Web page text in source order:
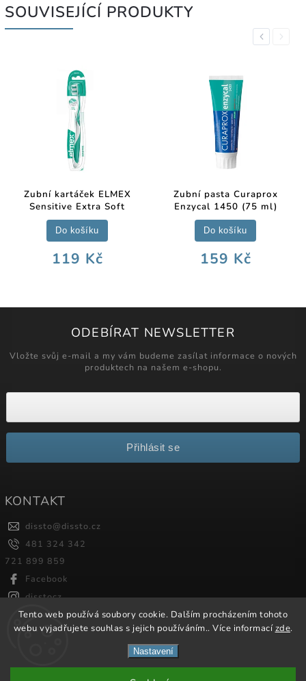
Tento web používá soubory cookie. Dalším procházením tohoto
webu vyjadřujete souhlas s jejich používáním.. Více informacízde.
Nastavení
SOUVISEJÍCÍ PRODUKTY
Previous
Zubní kartáček ELMEX
Sensitive Extra Soft
119 Kč
Do košíku
Zubní pasta Curaprox
Enzycal 1450 (75 ml)
159 Kč
Do košíku
Next
ODEBÍRAT NEWSLETTER
Vložte svůj e-mail a my vám budeme zasílat informace o nových
produktech na našem e-shopu.
Přihlásit se
KONTAKT
dissto@dissto.cz
481 324 342
721 899 859
Facebook
disstocz
Shoptet| Design